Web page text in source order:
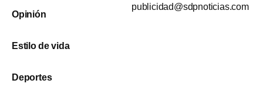
Opinión
Estilo de vida
Deportes
publicidad@sdpnoticias.com